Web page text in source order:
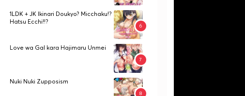
1LDK + JK Ikinari Doukyo? Micchaku!?
Hatsu Ecchi!!?
Love wa Gal kara Hajimaru Unmei
Nuki Nuki Zupposism